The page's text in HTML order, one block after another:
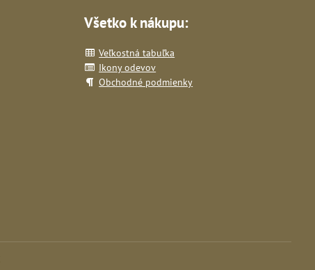
Všetko k nákupu:
Veľkostná tabuľka
Ikony odevov
Obchodné podmienky